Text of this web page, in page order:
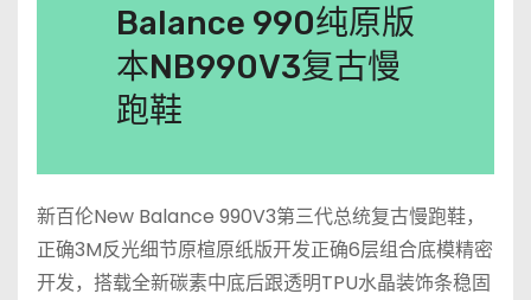
Balance 990纯原版
本NB990V3复古慢
跑鞋
新百伦New Balance 990V3第三代总统复古慢跑鞋，
正确3M反光细节原楦原纸版开发正确6层组合底模精密
开发，搭载全新碳素中底后跟透明TPU水晶装饰条稳固